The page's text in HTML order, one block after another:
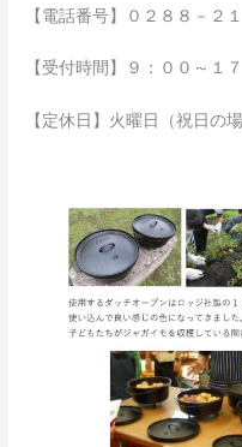
【電話番号】０２８８－２
【受付時間】９：００～１
【定休日】火曜日（祝日の